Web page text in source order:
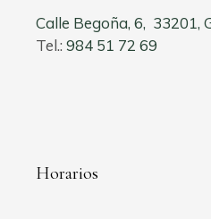
Calle Begoña, 6, 33201,
Tel.: 984 51 72 69
Horarios